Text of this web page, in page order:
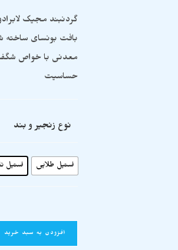
گردنبند مجیک
بافت بونسای
معدنی با خواص
حساسیت
نوع زنجیر و بند
استیل طلایی استیل
افزودن به سبد خرید